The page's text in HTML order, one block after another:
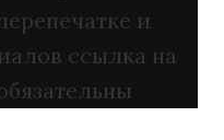
и
ссылка на